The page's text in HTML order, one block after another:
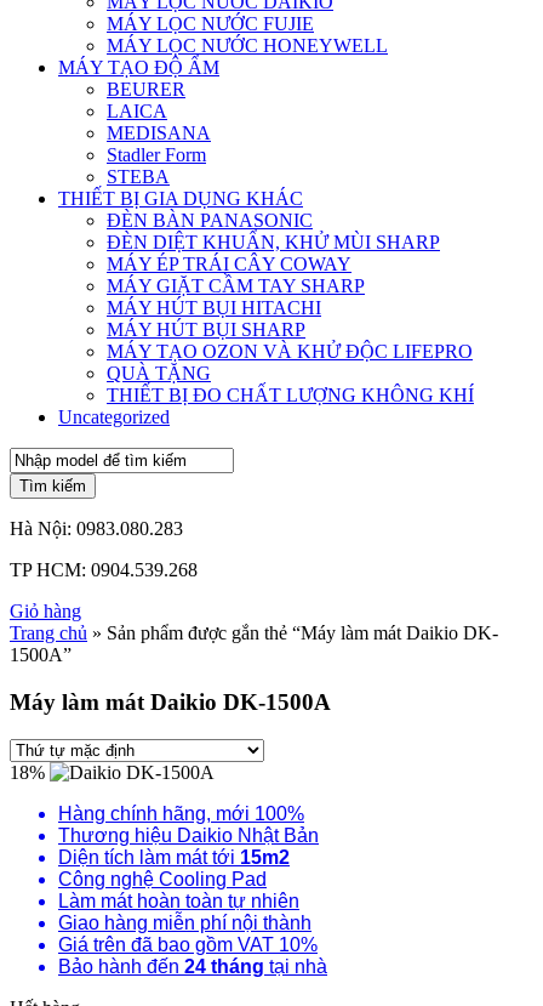
MÁY LỌC NƯỚC FUJIE
MÁY LỌC NƯỚC HONEYWELL
MÁY TẠO ĐỘ ẨM
BEURER
LAICA
MEDISANA
Stadler Form
STEBA
THIẾT BỊ GIA DỤNG KHÁC
ĐÈN BÀN PANASONIC
ĐÈN DIỆT KHUẨN, KHỬ MÙI SHARP
MÁY ÉP TRÁI CÂY COWAY
MÁY GIẶT CẦM TAY SHARP
MÁY HÚT BỤI HITACHI
MÁY HÚT BỤI SHARP
MÁY TẠO OZON VÀ KHỬ ĐỘC LIFEPRO
QUÀ TẶNG
THIẾT BỊ ĐO CHẤT LƯỢNG KHÔNG KHÍ
Uncategorized
Tìm kiếm
Hà Nội: 0983.080.283
TP HCM: 0904.539.268
Giỏ hàng
Trang chủ » Sản phẩm được gắn thẻ “Máy làm mát Daikio DK-
1500A”
Máy làm mát Daikio DK-1500A
18%
Hàng chính hãng, mới 100%
Thương hiệu Daikio Nhật Bản
Diện tích làm mát tới 15m2
Công nghệ Cooling Pad
Làm mát hoàn toàn tự nhiên
Giao hàng miễn phí nội thành
Giá trên đã bao gồm VAT 10%
Bảo hành đến 24 tháng tại nhà